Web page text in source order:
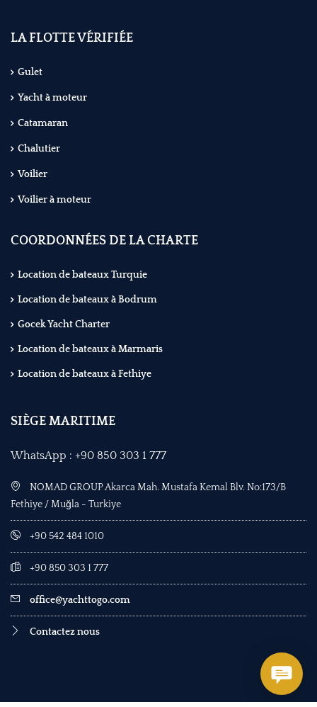
LA FLOTTE VÉRIFIÉE
Gulet
Yacht à moteur
Catamaran
Chalutier
Voilier
Voilier à moteur
COORDONNÉES DE LA CHARTE
Location de bateaux Turquie
Location de bateaux à Bodrum
Gocek Yacht Charter
Location de bateaux à Marmaris
Location de bateaux à Fethiye
SIÈGE MARITIME
WhatsApp : +90 850 303 1 777
NOMAD GROUP Akarca Mah. Mustafa Kemal Blv. No:173/B
Fethiye / Muğla - Turkiye
+90 542 484 1010
+90 850 303 1 777
office@yachttogo.com
Contactez nous